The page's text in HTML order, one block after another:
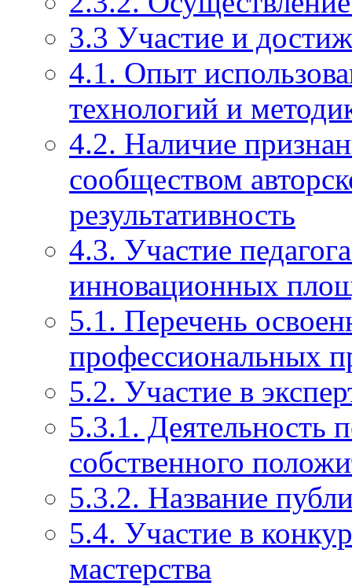
3.3 Участие и
4.1. Опыт
технологий и
4.2. Наличие
сообществом
результативность
4.3. Участие
инновационных
5.1. Перечень
профессиональных
5.2. Участие в
5.3.1. Деятельность
собственного
5.3.2. Название
5.4. Участие в
мастерства